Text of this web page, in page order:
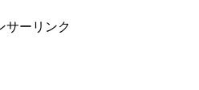
サーリンク